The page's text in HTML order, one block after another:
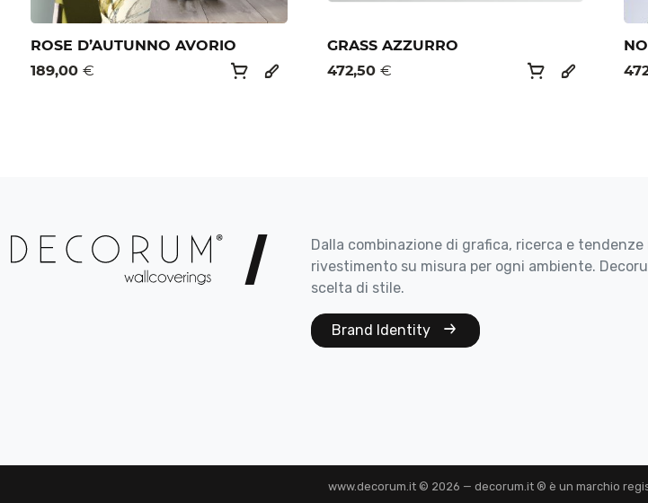
ROSE D’AUTUNNO AVORIO
189,00€
GRASS AZZURRO
472,50€
Dalla combinazione di grafica, ricerca e tendenze
rivestimento su misura per ogni ambiente.
scelta di stile.
Brand Identity
www.decorum.it © 2026 — decorum.it ® è un marchio